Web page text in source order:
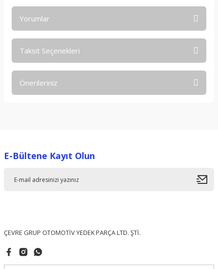
Yorumlar
Taksit Seçenekleri
Önerileriniz
Ürün resmi kalitesiz, bozuk veya görüntülenemiyor.
E-Bültene Kayıt Olun
ÇEVRE GRUP OTOMOTİV YEDEK PARÇA LTD. ŞTİ.